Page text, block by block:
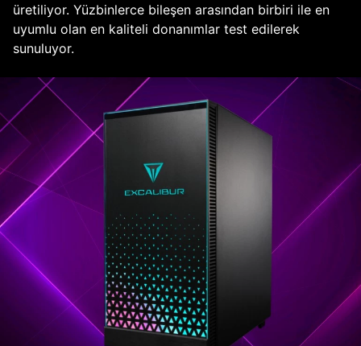
üretiliyor. Yüzbinlerce bileşen arasından birbiri ile en
uyumlu olan en kaliteli donanımlar test edilerek
sunuluyor.